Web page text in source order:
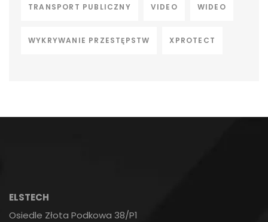
TRANSPORT PUBLICZNY VIDEO WIDEO
WYKRYWANIE PRZESTĘPSTW XPROTECT
ELSTECH
Osiedle Złota Podkowa 38/P1